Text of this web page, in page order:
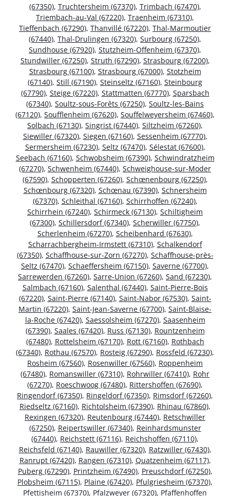
(67350), Truchtersheim (67370), Trimbach (67470),
Triembach-au-Val (67220), Traenheim (67310),
Tieffenbach (67290), Thanvillé (67220), Thal-Marmoutier
(67440), Thal-Drulingen (67320), Surbourg (67250),
Sundhouse (67920), Stutzheim-Offenheim (67370),
Stundwiller (67250), Struth (67290), Strasbourg (67200),
Strasbourg (67100), Strasbourg (67000), Stotzheim
(67140), Still (67190), Steinseltz (67160), Steinbourg
(67790), Steige (67220), Stattmatten (67770), Sparsbach
(67340), Soultz-sous-Forêts (67250), Soultz-les-Bains
(67120), Soufflenheim (67620), Souffelweyersheim (67460),
Solbach (67130), Singrist (67440), Siltzheim (67260),
Siewiller (67320), Siegen (67160), Sessenheim (67770),
Sermersheim (67230), Seltz (67470), Sélestat (67600),
Seebach (67160), Schwobsheim (67390), Schwindratzheim
(67270), Schwenheim (67440), Schweighouse-sur-Moder
(67590), Schopperten (67260), Schœnenbourg (67250),
Schœnbourg (67320), Schœnau (67390), Schnersheim
(67370), Schleithal (67160), Schirrhoffen (67240),
Schirrhein (67240), Schirmeck (67130), Schiltigheim
(67300), Schillersdorf (67340), Scherwiller (67750),
Scherlenheim (67270), Scheibenhard (67630),
Scharrachbergheim-Irmstett (67310), Schalkendorf
(67350), Schaffhouse-sur-Zorn (67270), Schaffhouse-près-
Seltz (67470), Schaeffersheim (67150), Saverne (67700),
Sarrewerden (67260), Sarre-Union (67260), Sand (67230),
Salmbach (67160), Salenthal (67440), Saint-Pierre-Bois
(67220), Saint-Pierre (67140), Saint-Nabor (67530), Saint-
Martin (67220), Saint-Jean-Saverne (67700), Saint-Blaise-
la-Roche (67420), Saessolsheim (67270), Saasenheim
(67390), Saales (67420), Russ (67130), Rountzenheim
(67480), Rottelsheim (67170), Rott (67160), Rothbach
(67340), Rothau (67570), Rosteig (67290), Rossfeld (67230),
Rosheim (67560), Rosenwiller (67560), Roppenheim
(67480), Romanswiller (67310), Rohrwiller (67410), Rohr
(67270), Roeschwoog (67480), Rittershoffen (67690),
Ringendorf (67350), Ringeldorf (67350), Rimsdorf (67260),
Riedseltz (67160), Richtolsheim (67390), Rhinau (67860),
Rexingen (67320), Reutenbourg (67440), Retschwiller
(67250), Reipertswiller (67340), Reinhardsmunster
(67440), Reichstett (67116), Reichshoffen (67110),
Reichsfeld (67140), Rauwiller (67320), Ratzwiller (67430),
Ranrupt (67420), Rangen (67310), Quatzenheim (67117),
Puberg (67290), Printzheim (67490), Preuschdorf (67250),
Plobsheim (67115), Plaine (67420), Pfulgriesheim (67370),
Pfettisheim (67370), Pfalzweyer (67320), Pfaffenhoffen